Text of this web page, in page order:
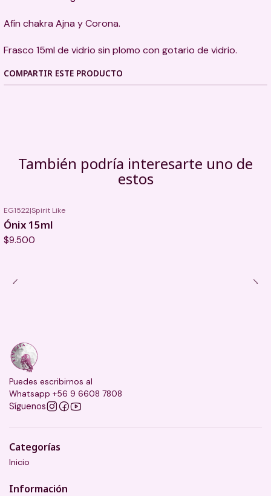
Afín chakra Ajna y Corona.
Frasco 15ml de vidrio sin plomo con gotario de vidrio.
COMPARTIR ESTE PRODUCTO
También podría interesarte uno de
estos
EG1522|Spirit Like
Ónix 15ml
$9.500
Puedes escribirnos al
Whatsapp +56 9 6608 7808
Síguenos
Categorías
Inicio
Información